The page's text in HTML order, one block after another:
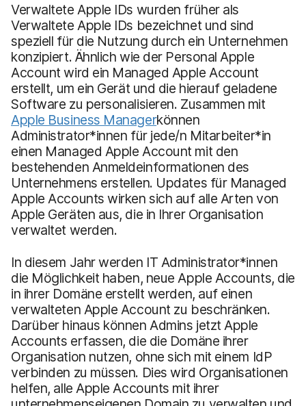
Verwaltete Apple IDs wurden früher als
Verwaltete Apple IDs bezeichnet und sind
speziell für die Nutzung durch ein Unternehmen
konzipiert. Ähnlich wie der Personal Apple
Account wird ein Managed Apple Account
erstellt, um ein Gerät und die hierauf geladene
Software zu personalisieren. Zusammen mit
Apple Business Managerkönnen
Administrator*innen für jede/n Mitarbeiter*in
einen Managed Apple Account mit den
bestehenden Anmeldeinformationen des
Unternehmens erstellen. Updates für Managed
Apple Accounts wirken sich auf alle Arten von
Apple Geräten aus, die in Ihrer Organisation
verwaltet werden.
In diesem Jahr werden IT Administrator*innen
die Möglichkeit haben, neue Apple Accounts, die
in ihrer Domäne erstellt werden, auf einen
verwalteten Apple Account zu beschränken.
Darüber hinaus können Admins jetzt Apple
Accounts erfassen, die die Domäne ihrer
Organisation nutzen, ohne sich mit einem IdP
verbinden zu müssen. Dies wird Organisationen
helfen, alle Apple Accounts mit ihrer